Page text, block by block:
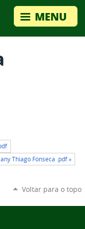
Thiago Fonseca .pdf »
Voltar para o topo